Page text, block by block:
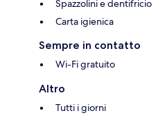
Spazzolini e dentifricio
Carta igienica
Sempre in contatto
Wi-Fi gratuito
Altro
Tutti i giorni